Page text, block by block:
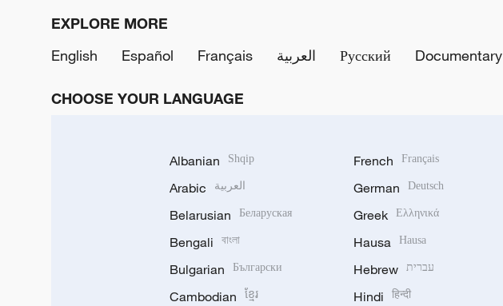
EXPLORE MORE
English
Español Français العربية Русский Documentary
CHOOSE YOUR LANGUAGE
Albanian Shqip
Arabic العربية
Belarusian Беларуская
Bengali বাংলা
Bulgarian Български
Cambodian ខ្មែរ
French Français
German Deutsch
Greek Ελληνικά
Hausa Hausa
Hebrew עברית
Hindi हिन्दी